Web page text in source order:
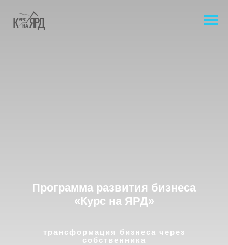
Программа развития бизнеса
«Курс на ЯРД»
трансформация бизнеса через
собственника